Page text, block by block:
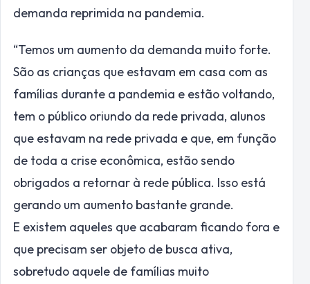
demanda reprimida na pandemia.
“Temos um aumento da demanda muito forte.
São as crianças que estavam em casa com as
famílias durante a pandemia e estão voltando,
tem o público oriundo da rede privada, alunos
que estavam na rede privada e que, em função
de toda a crise econômica, estão sendo
obrigados a retornar à rede pública. Isso está
gerando um aumento bastante grande.
E existem aqueles que acabaram ficando fora e
que precisam ser objeto de busca ativa,
sobretudo aquele de famílias muito